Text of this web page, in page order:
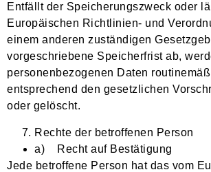
Entfällt der Speicherungszweck oder
Europäischen Richtlinien- und
einem anderen zuständigen
vorgeschriebene Speicherfrist ab,
personenbezogenen Daten
entsprechend den gesetzlichen
oder gelöscht.
Rechte der betroffenen Person
a) Recht auf Bestätigung
Jede betroffene Person hat das vom